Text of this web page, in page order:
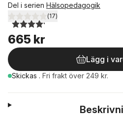
Del i serien Hälsopedagogik
4,2utav 5 stjärnor. Totalt antal röster:
(17)
665 kr
Lägg i
Skickas . Fri frakt över 249 kr.